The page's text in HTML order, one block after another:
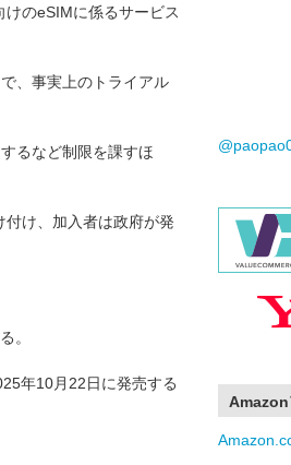
のeSIMに係るサービス
、事実上のトライアル
るなど制限を課すほ
け、加入者は政府が発
。
年10月22日に発売する
Amazon